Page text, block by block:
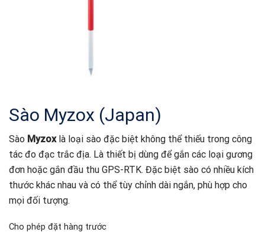
Sào Myzox (Japan)
Sào Myzoxlà loại sào đặc biệt không thể thiếu trong công
tác đo đạc trắc địa. Là thiết bị dùng để gắn các loại gương
đơn hoặc gắn đầu thu GPS-RTK. Đặc biệt sào có nhiều kích
thước khác nhau và có thể tùy chỉnh dài ngắn, phù hợp cho
mọi đối tượng.
Cho phép đặt hàng trước